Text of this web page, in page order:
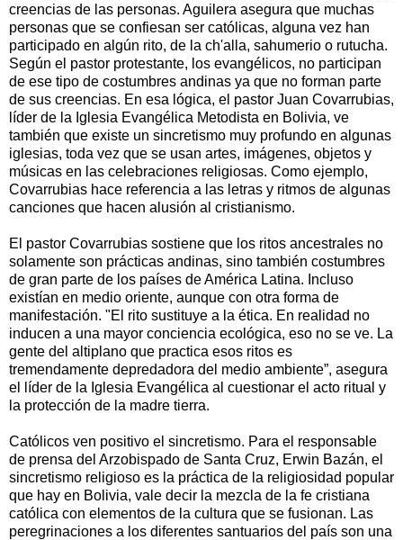
creencias de las personas. Aguilera asegura que muchas
personas que se confiesan ser católicas, alguna vez han
participado en algún rito, de la ch'alla, sahumerio o rutucha.
Según el pastor protestante, los evangélicos, no participan
de ese tipo de costumbres andinas ya que no forman parte
de sus creencias. En esa lógica, el pastor Juan Covarrubias,
líder de la Iglesia Evangélica Metodista en Bolivia, ve
también que existe un sincretismo muy profundo en algunas
iglesias, toda vez que se usan artes, imágenes, objetos y
músicas en las celebraciones religiosas. Como ejemplo,
Covarrubias hace referencia a las letras y ritmos de algunas
canciones que hacen alusión al cristianismo.
El pastor Covarrubias sostiene que los ritos ancestrales no
solamente son prácticas andinas, sino también costumbres
de gran parte de los países de América Latina. Incluso
existían en medio oriente, aunque con otra forma de
manifestación. "El rito sustituye a la ética. En realidad no
inducen a una mayor conciencia ecológica, eso no se ve. La
gente del altiplano que practica esos ritos es
tremendamente depredadora del medio ambiente”, asegura
el líder de la Iglesia Evangélica al cuestionar el acto ritual y
la protección de la madre tierra.
Católicos ven positivo el sincretismo. Para el responsable
de prensa del Arzobispado de Santa Cruz, Erwin Bazán, el
sincretismo religioso es la práctica de la religiosidad popular
que hay en Bolivia, vale decir la mezcla de la fe cristiana
católica con elementos de la cultura que se fusionan. Las
peregrinaciones a los diferentes santuarios del país son una